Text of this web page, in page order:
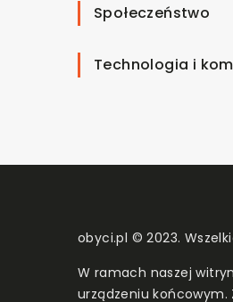
Społeczeństwo
Technologia i
obyci.pl © 2023.
W ramach naszej
urządzeniu